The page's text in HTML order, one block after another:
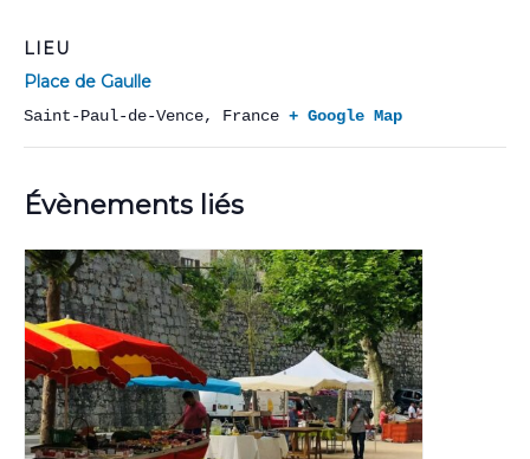
LIEU
Place de Gaulle
Saint-Paul-de-Vence, France + Google Map
Évènements liés